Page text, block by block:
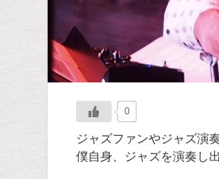
0
ジャズファンやジャズ演
僕自身、ジャズを演奏し